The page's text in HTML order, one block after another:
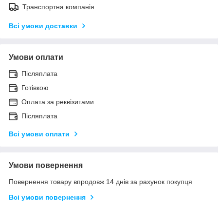
Транспортна компанія
Всі умови доставки
Умови оплати
Післяплата
Готівкою
Оплата за реквізитами
Післяплата
Всі умови оплати
Умови повернення
Повернення товару впродовж 14 днів за рахунок покупця
Всі умови повернення